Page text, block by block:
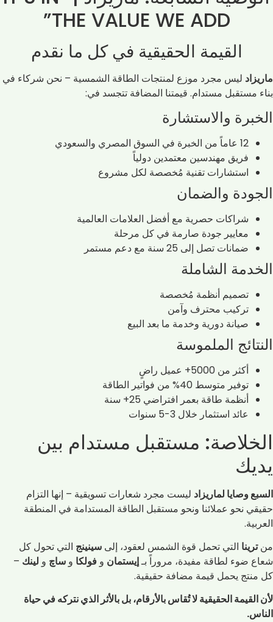
THE VALUE WE ADD”
القيمة الحقيقية في كل ما نقدم
ماريزاد ليس مجرد موزع لمنتجات الطاقة الشمسية – نحن شركاء في
بناء مستقبل مستدام. قيمتنا المضافة تتجسد في:
الخبرة والاستشارة
12 عاماً من الخبرة في السوق المصري والسعودي
فريق مهندسين معتمدين دولياً
استشارات تقنية مُخصصة لكل مشروع
الجودة والضمان
شراكات حصرية مع أفضل العلامات العالمية
معايير جودة صارمة في كل مرحلة
ضمانات تصل إلى 25 سنة مع دعم مستمر
الخدمة الشاملة
تصميم أنظمة مُخصصة
تركيب محترف وآمن
صيانة دورية وخدمة ما بعد البيع
النتائج الملموسة
أكثر من 5000+ عميل راضٍ
توفير متوسط 40% من فواتير الطاقة
أنظمة طاقة بعمر افتراضي 25+ سنة
عائد استثمار خلال 3-5 سنوات
الخلاصة: مستقبل مستدام بين
يديك
السبع وصايا لماريزاد ليست مجرد شعارات تسويقية – إنها التزام
حقيقي نحو عملائنا ونحو مستقبل الطاقة المستدامة في المنطقة
العربية.
منترينا التي تحمل قوة الشمس لعقود، إلى سينينج التي تحول كل
شعاع ضوء لطاقة مفيدة، مروراً بـإيستمان و فولكا و ساچ و لينك –
كل منتج يحمل قيمة مضافة حقيقية.
لأن القيمة الحقيقية لا تُقاس بالأرقام، بل بالأثر الذي نتركه في حياة
الناس.